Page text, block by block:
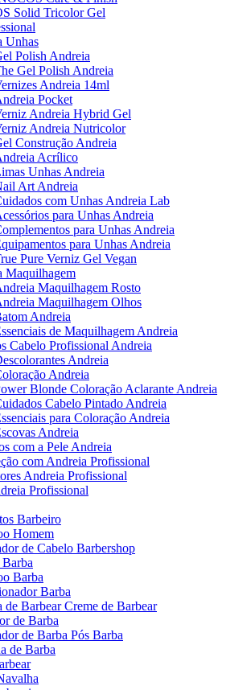
Solid Tricolor Gel
Unhas
Polish Andreia
Gel Polish Andreia
Andreia 14ml
Pocket
Andreia Hybrid Gel
Andreia Nutricolor
Construção Andreia
Acrílico
Unhas Andreia
Art Andreia
com Unhas Andreia Lab
para Unhas Andreia
para Unhas Andreia
para Unhas Andreia
Pure Verniz Gel Vegan
Maquilhagem
Maquilhagem Rosto
Maquilhagem Olhos
Andreia
de Maquilhagem Andreia
Cabelo Profissional Andreia
Andreia
Andreia
Blonde Coloração Aclarante Andreia
Cabelo Pintado Andreia
para Coloração Andreia
Andreia
com a Pele Andreia
com Andreia Profissional
Andreia Profissional
Profissional
Barbeiro
Homem
de Cabelo Barbershop
Barba
Barba
de Barbear Creme de Barbear
de Barba
de Barba Pós Barba
de Barba